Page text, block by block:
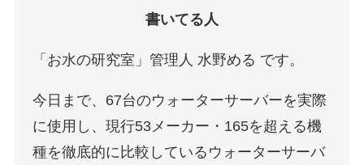
書いてる人
「お水の研究室」管理人 水野める です。
今日まで、67台のウォーターサーバーを実際
に使用し、現行53メーカー・165を超える機
種を徹底的に比較しているウォーターサーバ